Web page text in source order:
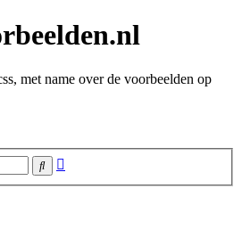
met name over de voorbeelden op
Zoek